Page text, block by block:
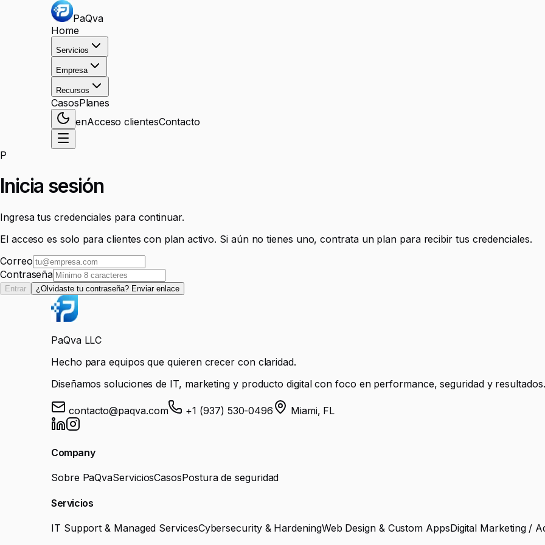
PaQva
Home
Servicios
Empresa
Recursos
CasosPlanes
enAcceso clientesContacto
P
Inicia sesión
Ingresa tus credenciales para continuar.
El acceso es solo para clientes con plan activo. Si aún no tienes uno, contrata un plan para recibir tus credenciales.
Correo
Contraseña
Entrar ¿Olvidaste tu contraseña? Enviar enlace
PaQva LLC
Hecho para equipos que quieren crecer con claridad.
Diseñamos soluciones de IT, marketing y producto digital con foco en performance, seguridad y resultados.
contacto@paqva.com +1 (937) 530-0496 Miami, FL
Company
Sobre PaQvaServiciosCasosPostura de seguridad
Servicios
IT Support & Managed ServicesCybersecurity & HardeningWeb Design & Custom AppsDigital Marketing /